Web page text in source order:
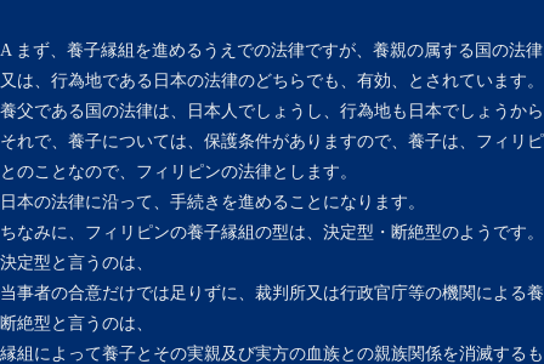
A まず、養子縁組を進めるうえでの法律ですが、養親の属する国の法
又は、行為地である日本の法律のどちらでも、有効、とされています。
養父である国の法律は、日本人でしょうし、行為地も日本でしょうか
それで、養子については、保護条件がありますので、養子は、フィリ
とのことなので、フィリピンの法律とします。
日本の法律に沿って、手続きを進めることになります。
ちなみに、フィリピンの養子縁組の型は、決定型・断絶型のようです。
決定型と言うのは、
当事者の合意だけでは足りずに、裁判所又は行政官庁等の機関による
断絶型と言うのは、
縁組によって養子とその実親及び実方の血族との親族関係を消滅する